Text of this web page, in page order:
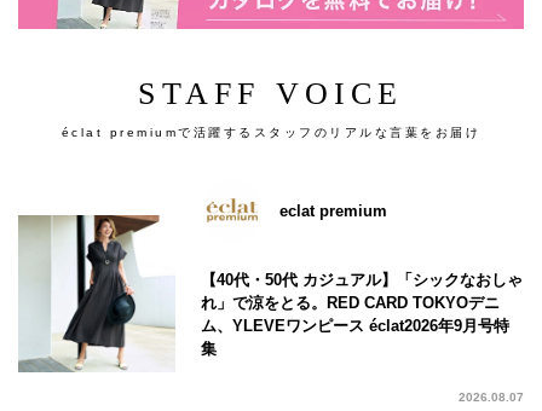
STAFF VOICE
éclat premiumで活躍するスタッフのリアルな言葉をお届け
eclat premium
【40代・50代 カジュアル】「シックなおしゃ
れ」で涼をとる。RED CARD TOKYOデニ
ム、YLEVEワンピース éclat2026年9月号特
集
2026.08.07